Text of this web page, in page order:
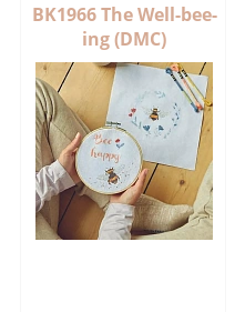
BK1966 The Well-bee-
ing (DMC)